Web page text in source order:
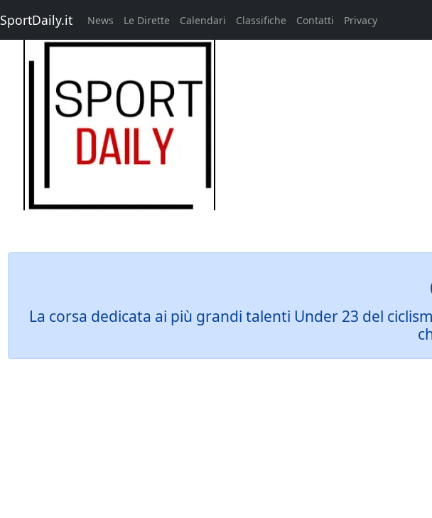
SportDaily.it News Le Dirette Calendari Classifiche Contatti Privacy
La corsa dedicata ai più grandi talenti Under 23 del